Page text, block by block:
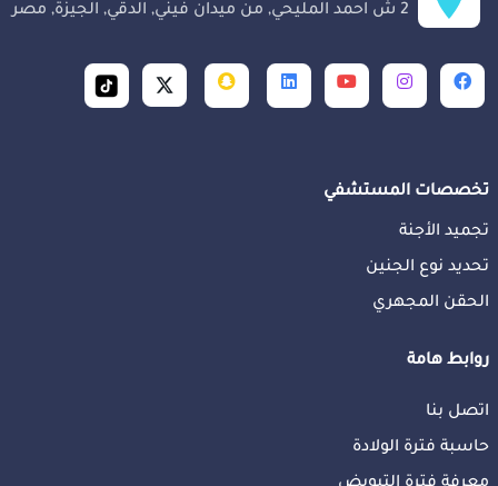
2 ش احمد المليحي, من ميدان فيني, الدقي, الجيزة, مصر
تخصصات المستشفي
تجميد الأجنة
تحديد نوع الجنين
الحقن المجهري
روابط هامة
اتصل بنا
حاسبة فترة الولادة